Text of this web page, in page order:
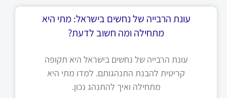
עונת הרבייה של נחשים בישראל: מתי היא
מתחילה ומה חשוב לדעת?
עונת הרבייה של נחשים בישראל היא תקופה
קריטית להבנת התנהגותם. למדו מתי היא
מתחילה ואיך להתנהג נכון.